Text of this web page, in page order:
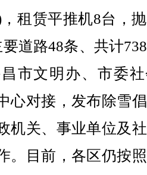
租赁平推机8台，
道路48条、共计
市文明办、市委
心对接，发布除雪
机关、事业单位及
。目前，各区仍按